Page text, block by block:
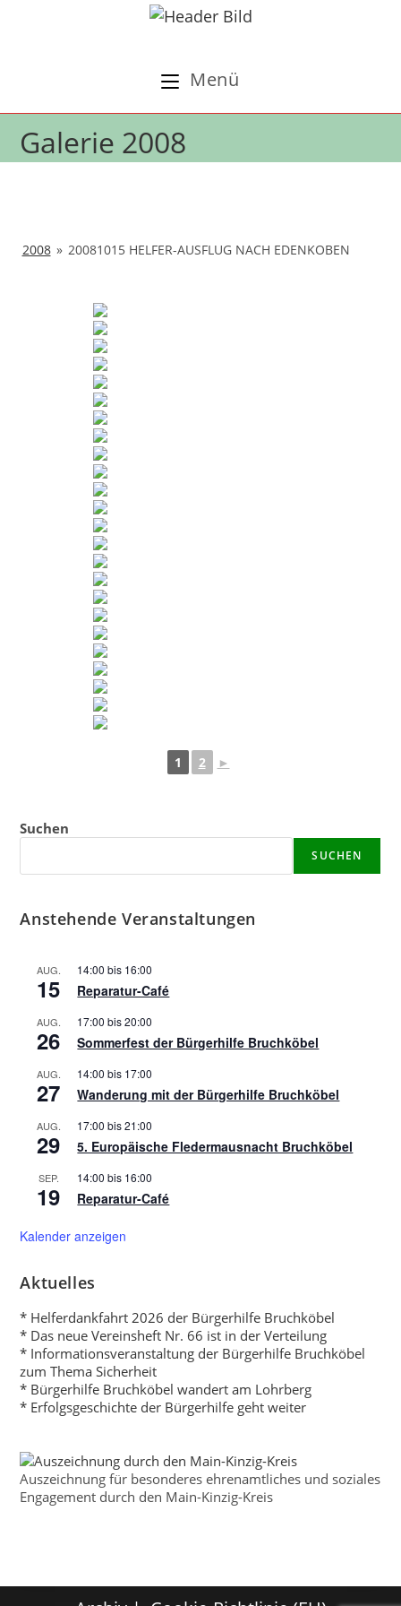
Menü
Galerie 2008
2008 » 20081015 HELFER-AUSFLUG NACH EDENKOBEN
1 2 ►
Suchen
SUCHEN
Anstehende Veranstaltungen
AUG.
15
14:00 bis 16:00
Reparatur-Café
AUG.
26
17:00 bis20:00
Sommerfest der Bürgerhilfe Bruchköbel
AUG.
27
14:00 bis 17:00
Wanderung mit der Bürgerhilfe Bruchköbel
AUG.
29
17:00 bis21:00
5. Europäische Fledermausnacht Bruchköbel
SEP.
19
14:00 bis 16:00
Reparatur-Café
Kalender anzeigen
Aktuelles
* Helferdankfahrt 2026 der Bürgerhilfe Bruchköbel
* Das neue Vereinsheft Nr. 66 ist in der Verteilung
* Informationsveranstaltung der Bürgerhilfe Bruchköbel
zum Thema Sicherheit
* Bürgerhilfe Bruchköbel wandert am Lohrberg
* Erfolgsgeschichte der Bürgerhilfe geht weiter
Auszeichnung für besonderes ehrenamtliches und soziales
Engagement durch den Main-Kinzig-Kreis